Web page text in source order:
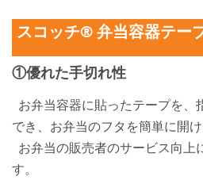
スコッチ® 弁当容器テー
①優れた手切れ性
お弁当容器に貼ったテープを、
でき、お弁当のフタを簡単に開
お弁当の販売者のサービス向上
す。